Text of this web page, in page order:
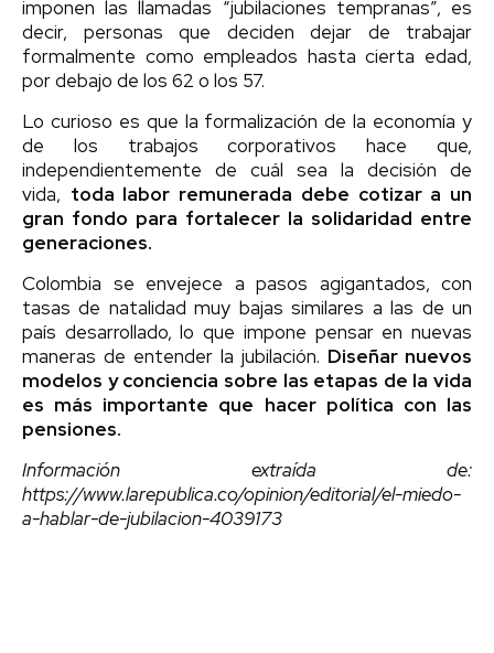
imponen las llamadas “jubilaciones tempranas”, es
decir, personas que deciden dejar de trabajar
formalmente como empleados hasta cierta edad,
por debajo de los 62 o los 57.
Lo curioso es que la formalización de la economía y
de los trabajos corporativos hace que,
independientemente de cuál sea la decisión de
vida, toda labor remunerada debe cotizar a un
gran fondo para fortalecer la solidaridad entre
generaciones.
Colombia se envejece a pasos agigantados, con
tasas de natalidad muy bajas similares a las de un
país desarrollado, lo que impone pensar en nuevas
maneras de entender la jubilación. Diseñar nuevos
modelos y conciencia sobre las etapas de la vida
es más importante que hacer política con las
pensiones.
Información extraída de:
https://www.larepublica.co/opinion/editorial/el-miedo-
a-hablar-de-jubilacion-4039173